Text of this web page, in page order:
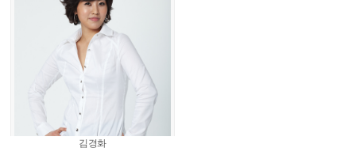
김경화